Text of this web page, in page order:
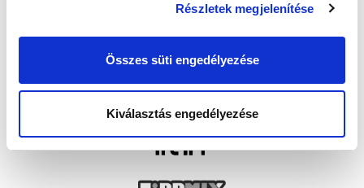
Részletek megjelenítése
Összes süti engedélyezése
Kiválasztás engedélyezése